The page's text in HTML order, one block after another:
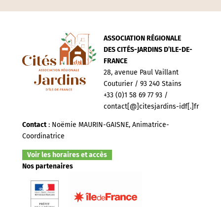
ASSOCIATION RÉGIONALE
DES CITÉS-JARDINS D’ILE-DE-
FRANCE
28, avenue Paul Vaillant
Couturier / 93 240 Stains
+33 (0)1 58 69 77 93 /
contact[@]citesjardins-idf[.]fr
Contact: Noëmie MAURIN-GAISNE, Animatrice-
Coordinatrice
Voir les horaires et accès
Nos partenaires